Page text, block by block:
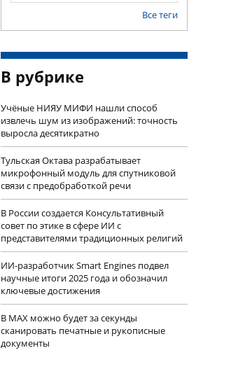
Все теги
В рубрике
Учëные НИЯУ МИФИ нашли способ
извлечь шум из изображений: точность
выросла десятикратно
Тульская Октава разрабатывает
микрофонный модуль для спутниковой
связи с предобработкой речи
В России создается Консультативный
совет по этике в сфере ИИ с
представителями традиционных религий
ИИ-разработчик Smart Engines подвел
научные итоги 2025 года и обозначил
ключевые достижения
В MAX можно будет за секунды
сканировать печатные и рукописные
документы